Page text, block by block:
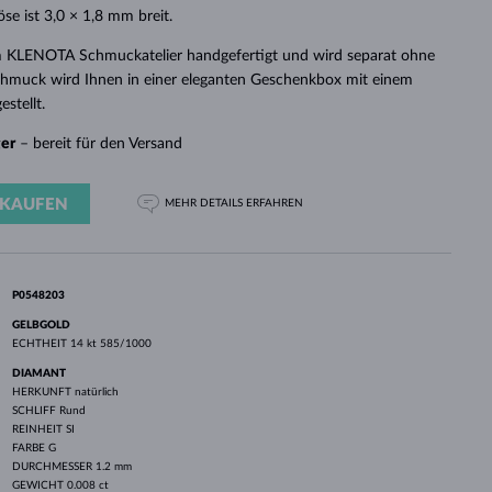
WEISSGOLD
ROSÉGOLD
WEISSGOLD
ist 3,0 × 1,8 mm breit.
Schmuckatelier handgefertigt und wird separat ohne
wird Ihnen in einer eleganten Geschenkbox mit einem
– bereit für den Versand
MEHR DETAILS ERFAHREN
P0548203
GELBGOLD
ECHTHEIT 14 kt 585/1000
DIAMANT
HERKUNFT natürlich
SCHLIFF Rund
REINHEIT SI
FARBE G
DURCHMESSER 1.2 mm
GEWICHT 0.008 ct